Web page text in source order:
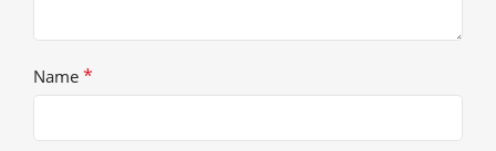
Name *